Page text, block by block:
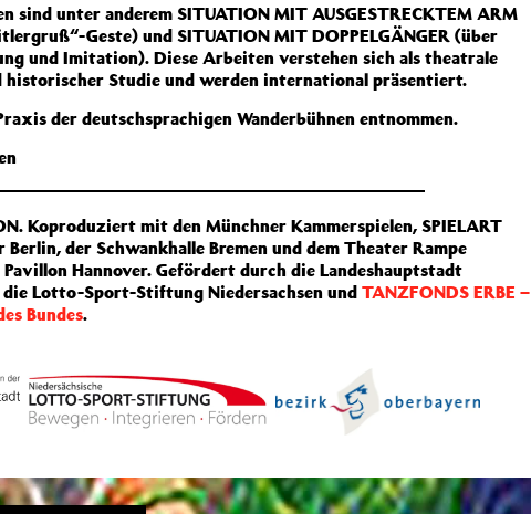
sind unter anderem SITUATION MIT AUSGESTRECKTEM ARM
Geste) und SITUATION MIT DOPPELGÄNGER (über
und Imitation). Diese Arbeiten verstehen sich als theatrale
historischer Studie und werden international präsentiert.
der deutschsprachigen Wanderbühnen entnommen.
Koproduziert mit den Münchner Kammerspielen, SPIELART
Berlin, der Schwankhalle Bremen und dem Theater Rampe
Hannover. Gefördert durch die Landeshauptstadt
Lotto-Sport-Stiftung Niedersachsen und TANZFONDS ERBE –
Bundes.